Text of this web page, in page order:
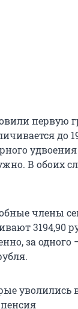
первую
до
удвоения
В обоих
члены
3194,90
за
уволились